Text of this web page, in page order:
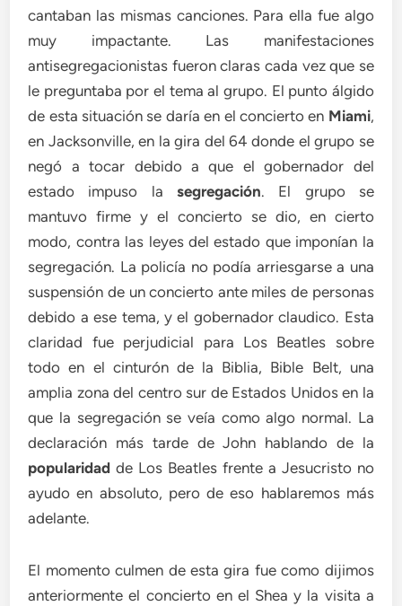
cantaban las mismas canciones. Para ella fue algo
muy impactante. Las manifestaciones
antisegregacionistas fueron claras cada vez que se
le preguntaba por el tema al grupo. El punto álgido
de esta situación se daría en el concierto en Miami,
en Jacksonville, en la gira del 64 donde el grupo se
negó a tocar debido a que el gobernador del
estado impuso la segregación. El grupo se
mantuvo firme y el concierto se dio, en cierto
modo, contra las leyes del estado que imponían la
segregación. La policía no podía arriesgarse a una
suspensión de un concierto ante miles de personas
debido a ese tema, y el gobernador claudico. Esta
claridad fue perjudicial para Los Beatles sobre
todo en el cinturón de la Biblia, Bible Belt, una
amplia zona del centro sur de Estados Unidos en la
que la segregación se veía como algo normal. La
declaración más tarde de John hablando de la
popularidad de Los Beatles frente a Jesucristo no
ayudo en absoluto, pero de eso hablaremos más
adelante.
El momento culmen de esta gira fue como dijimos
anteriormente el concierto en el Shea y la visita a